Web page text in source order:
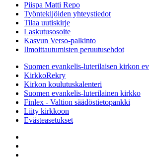
Piispa Matti Repo
Työntekijöiden yhteystiedot
Tilaa uutiskirje
Laskutusosoite
Kasvun Verso-palkinto
Ilmoittautumisten peruutusehdot
Suomen evankelis-luterilaisen kirkon
KirkkoRekry
Kirkon koulutuskalenteri
Suomen evankelis-luterilainen kirkko
Finlex - Valtion säädöstietopankki
Liity kirkkoon
Evästeasetukset